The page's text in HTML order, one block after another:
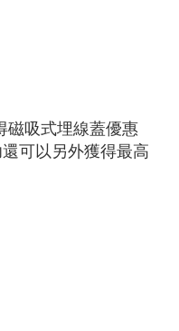
磁吸式埋線蓋優惠
可以另外獲得最高